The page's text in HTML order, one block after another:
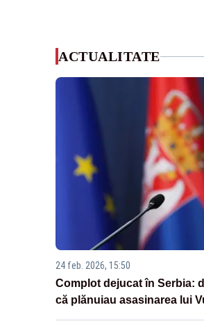
ACTUALITATE
24 feb. 2026, 15:50
Complot dejucat în Serbia:
că plănuiau asasinarea lui